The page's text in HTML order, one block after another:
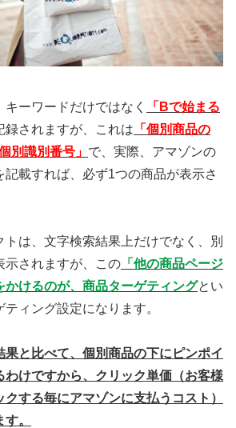
ーワードだけではなく
「Bで始まる
録されますが、これは 「個別商品の
別識別番号」 で、実際、アマゾンの
記載すれば、必ず1つの商品が表示さ
トは、文字検索結果上だけでなく、別
示されますが、この 「他の商品ページ
かけるのが、商品ターゲティングとい
ィング設定になります。
果と比べて、個別商品の下にピンポイ
わけですから、クリック単価（お客様
する毎にアマゾンに支払うコスト）
。